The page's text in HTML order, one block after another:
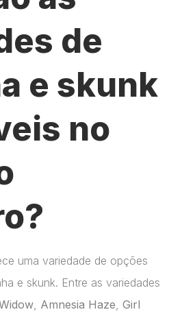
de
e skunk
no
uma variedade de opções
e skunk. Entre as variedades
Amnesia Haze Girl